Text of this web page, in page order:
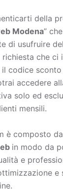
della
Modena”
di usufruire
che ci
codice
accedere
solo ed
mensili.
è composto
in modo da
e
e